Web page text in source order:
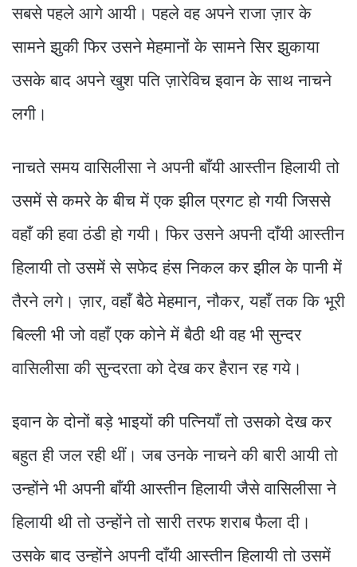
सबसे पहले आगे आयी। पहले वह अपने राजा ज़ार के
सामने झुकी फिर उसने मेहमानों के सामने सिर झुकाया
उसके बाद अपने खुश पति ज़ारेविच इवान के साथ नाचने
लगी।
नाचते समय वासिलीसा ने अपनी बाँयी आस्तीन हिलायी तो
उसमें से कमरे के बीच में एक झील प्रगट हो गयी जिससे
वहाँ की हवा ठंडी हो गयी। फिर उसने अपनी दाँयी आस्तीन
हिलायी तो उसमें से सफेद हंस निकल कर झील के पानी में
तैरने लगे। ज़ार, वहाँ बैठे मेहमान, नौकर, यहाँ तक कि भूरी
बिल्ली भी जो वहाँ एक कोने में बैठी थी वह भी सुन्दर
वासिलीसा की सुन्दरता को देख कर हैरान रह गये।
इवान के दोनों बड़े भाइयों की पत्नियाँ तो उसको देख कर
बहुत ही जल रही थीं। जब उनके नाचने की बारी आयी तो
उन्होंने भी अपनी बाँयी आस्तीन हिलायी जैसे वासिलीसा ने
हिलायी थी तो उन्होंने तो सारी तरफ शराब फैला दी।
उसके बाद उन्होंने अपनी दाँयी आस्तीन हिलायी तो उसमें